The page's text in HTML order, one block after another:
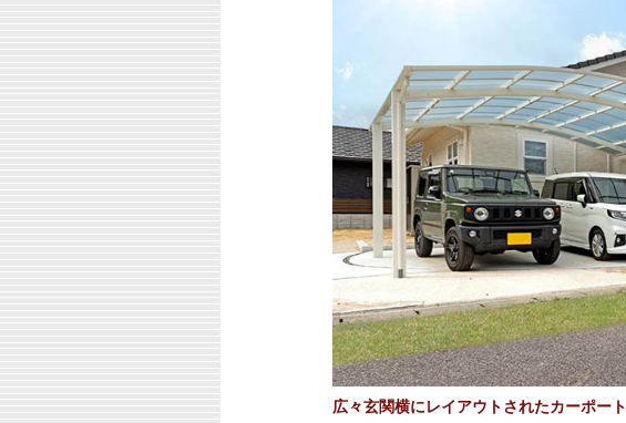
広々玄関横にレイアウトされたカーポート